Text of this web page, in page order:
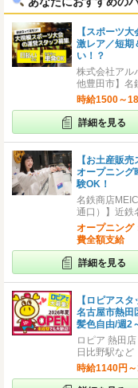
【スポーツ大
激レア／短
い！？
株式会社ア
他豊田市】名
時給1500～
詳細を見る
【お土産販売
オープニン
験OK！
名鉄商店
通口）】近鉄
オープニン
費全額支給
詳細を見る
【ロピアスタ
名古屋市熱田
髪色自由/週2
ロピア 熱田
日比野駅など
時給1140円